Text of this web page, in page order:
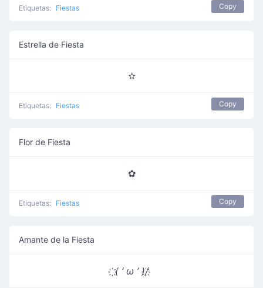
Etiquetas: Fiestas Copy
Estrella de Fiesta
✫
Etiquetas: Fiestas Copy
Flor de Fiesta
✿
Etiquetas: Fiestas Copy
Amante de la Fiesta
( ‘ ω ’ )/